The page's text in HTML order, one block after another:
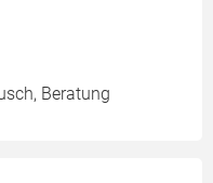
Beratung